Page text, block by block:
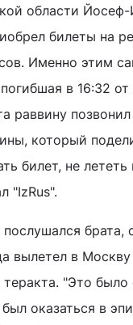
области
билеты на
Именно этим
в 16:32
раввину
который
билет, не
"IzRus".
брата,
вылетел в
"Это
оказаться в